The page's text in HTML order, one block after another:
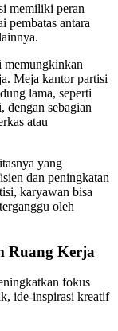
memiliki peran
pembatas antara
memungkinkan
Meja kantor partisi
lama, seperti
dengan sebagian
atau
yang
dan peningkatan
karyawan bisa
oleh
Ruang Kerja
fokus
ide-inspirasi kreatif